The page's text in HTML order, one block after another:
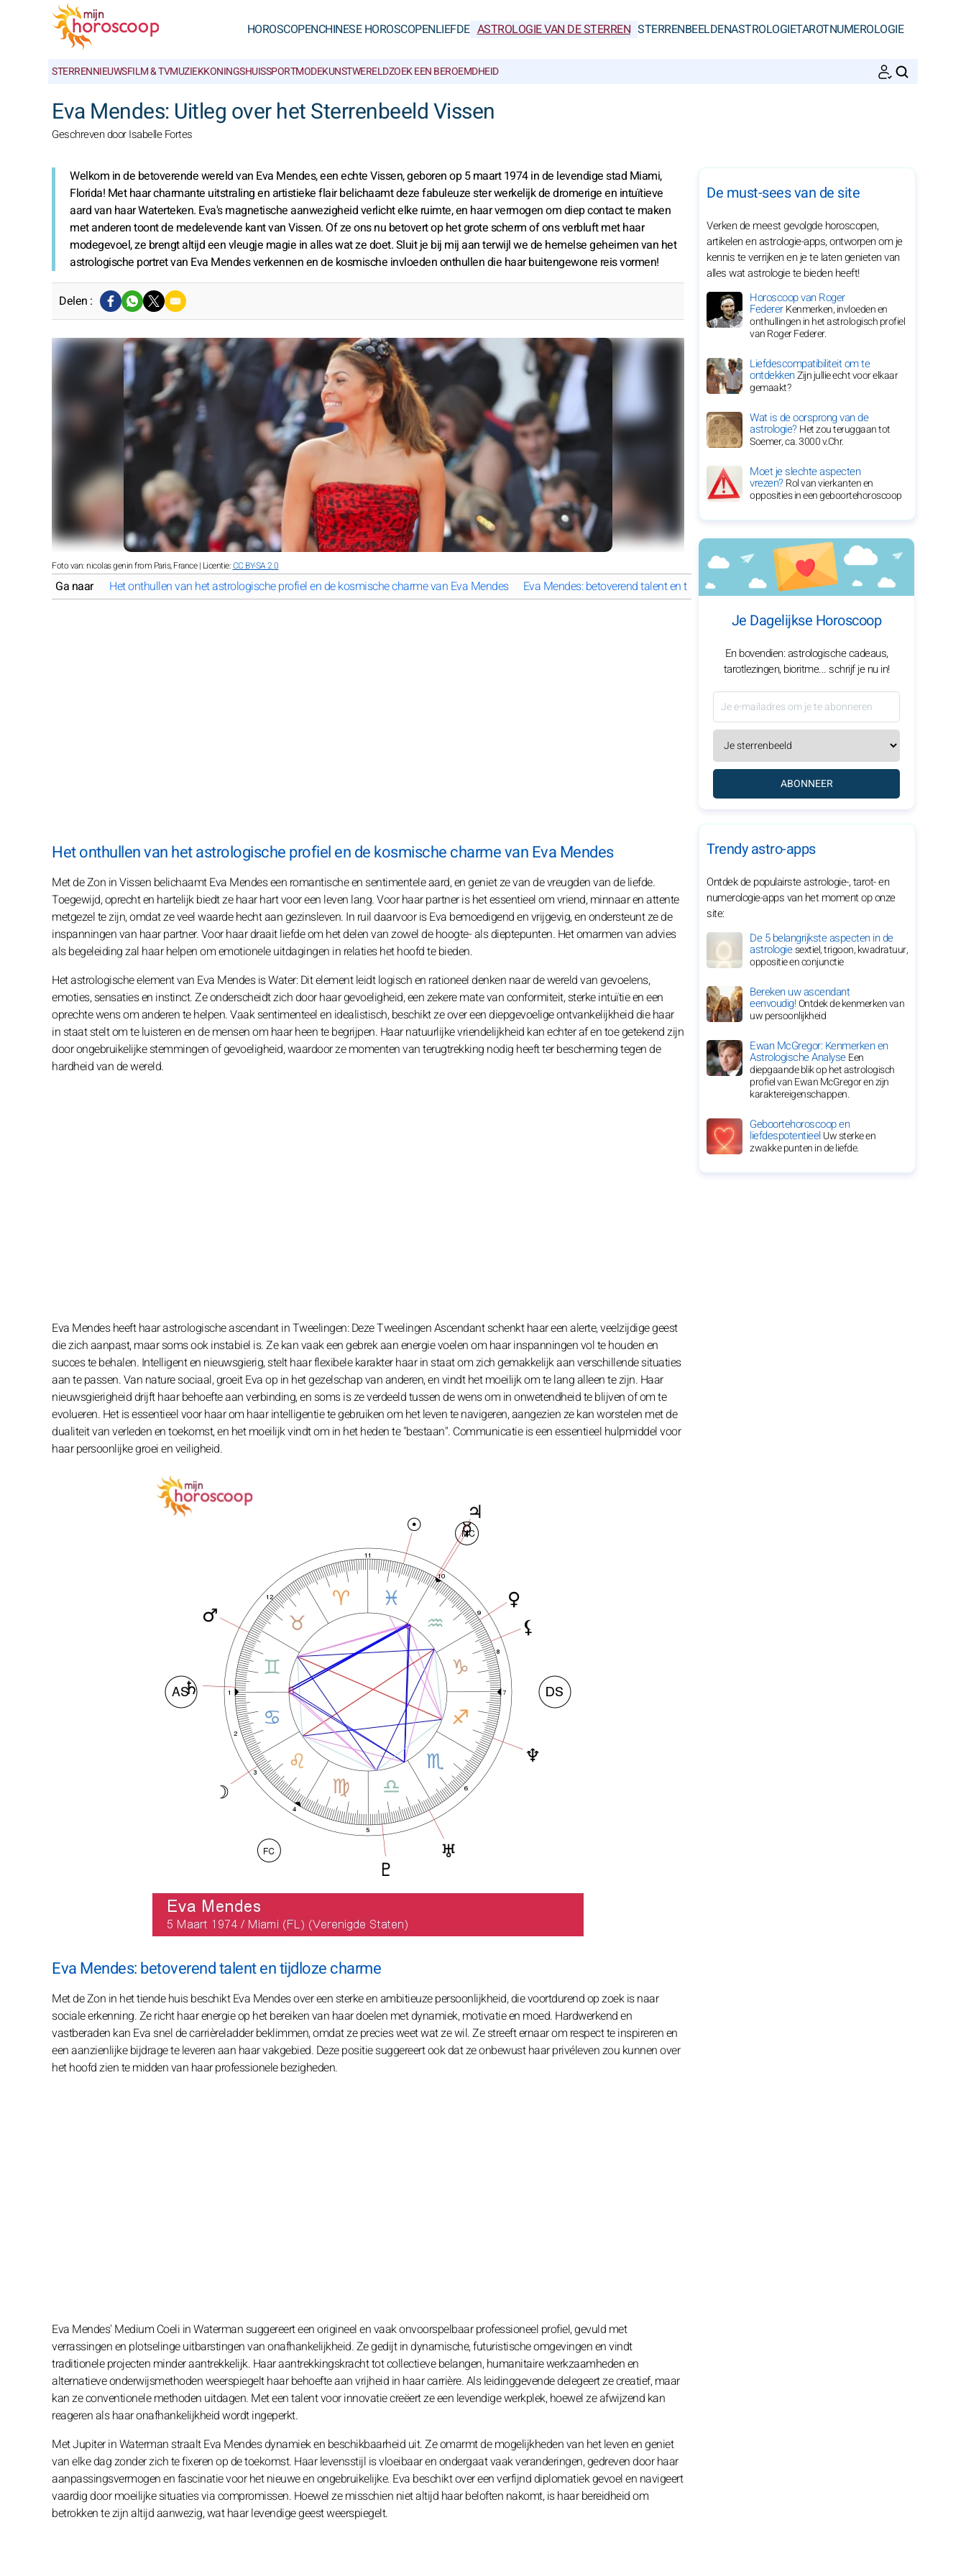
HOROSCOPENCHINESE HOROSCOPENLIEFDE ASTROLOGIE VAN DE STERREN STERRENBEELDENASTROLOGIETAROTNUMEROLOGIE
STERRENNIEUWSFILM & TVMUZIEKKONINGSHUISSPORTMODEKUNSTWERELDZOEK EEN BEROEMDHEID
Eva Mendes: Uitleg over het Sterrenbeeld Vissen
Geschreven door Isabelle Fortes
Welkom in de betoverende wereld van Eva Mendes, een echte Vissen, geboren op 5 maart 1974 in de levendige stad Miami,
Florida! Met haar charmante uitstraling en artistieke flair belichaamt deze fabuleuze ster werkelijk de dromerige en intuïtieve
aard van haar Waterteken. Eva's magnetische aanwezigheid verlicht elke ruimte, en haar vermogen om diep contact te maken
met anderen toont de medelevende kant van Vissen. Of ze ons nu betovert op het grote scherm of ons verbluft met haar
modegevoel, ze brengt altijd een vleugje magie in alles wat ze doet. Sluit je bij mij aan terwijl we de hemelse geheimen van het
astrologische portret van Eva Mendes verkennen en de kosmische invloeden onthullen die haar buitengewone reis vormen!
Delen :
Foto van: nicolas genin from Paris, France | Licentie:CC BY-SA 2.0
Ga naar Het onthullen van het astrologische profiel en de kosmische charme van Eva Mendes Eva Mendes: betoverend talent en tijdloze charme Hoe heeft Eva Mendes haar succesvolle
Het onthullen van het astrologische profiel en de kosmische charme van Eva Mendes
Met de Zon in Vissen belichaamt Eva Mendes een romantische en sentimentele aard, en geniet ze van de vreugden van de liefde.
Toegewijd, oprecht en hartelijk biedt ze haar hart voor een leven lang. Voor haar partner is het essentieel om vriend, minnaar en attente
metgezel te zijn, omdat ze veel waarde hecht aan gezinsleven. In ruil daarvoor is Eva bemoedigend en vrijgevig, en ondersteunt ze de
inspanningen van haar partner. Voor haar draait liefde om het delen van zowel de hoogte- als dieptepunten. Het omarmen van advies
als begeleiding zal haar helpen om emotionele uitdagingen in relaties het hoofd te bieden.
Het astrologische element van Eva Mendes is Water: Dit element leidt logisch en rationeel denken naar de wereld van gevoelens,
emoties, sensaties en instinct. Ze onderscheidt zich door haar gevoeligheid, een zekere mate van conformiteit, sterke intuïtie en een
oprechte wens om anderen te helpen. Vaak sentimenteel en idealistisch, beschikt ze over een diepgevoelige ontvankelijkheid die haar
in staat stelt om te luisteren en de mensen om haar heen te begrijpen. Haar natuurlijke vriendelijkheid kan echter af en toe getekend zijn
door ongebruikelijke stemmingen of gevoeligheid, waardoor ze momenten van terugtrekking nodig heeft ter bescherming tegen de
hardheid van de wereld.
Eva Mendes heeft haar astrologische ascendant in Tweelingen: Deze Tweelingen Ascendant schenkt haar een alerte, veelzijdige geest
die zich aanpast, maar soms ook instabiel is. Ze kan vaak een gebrek aan energie voelen om haar inspanningen vol te houden en
succes te behalen. Intelligent en nieuwsgierig, stelt haar flexibele karakter haar in staat om zich gemakkelijk aan verschillende situaties
aan te passen. Van nature sociaal, groeit Eva op in het gezelschap van anderen, en vindt het moeilijk om te lang alleen te zijn. Haar
nieuwsgierigheid drijft haar behoefte aan verbinding, en soms is ze verdeeld tussen de wens om in onwetendheid te blijven of om te
evolueren. Het is essentieel voor haar om haar intelligentie te gebruiken om het leven te navigeren, aangezien ze kan worstelen met de
dualiteit van verleden en toekomst, en het moeilijk vindt om in het heden te "bestaan". Communicatie is een essentieel hulpmiddel voor
haar persoonlijke groei en veiligheid.
Eva Mendes: betoverend talent en tijdloze charme
Met de Zon in het tiende huis beschikt Eva Mendes over een sterke en ambitieuze persoonlijkheid, die voortdurend op zoek is naar
sociale erkenning. Ze richt haar energie op het bereiken van haar doelen met dynamiek, motivatie en moed. Hardwerkend en
vastberaden kan Eva snel de carrièreladder beklimmen, omdat ze precies weet wat ze wil. Ze streeft ernaar om respect te inspireren en
een aanzienlijke bijdrage te leveren aan haar vakgebied. Deze positie suggereert ook dat ze onbewust haar privéleven zou kunnen over
het hoofd zien te midden van haar professionele bezigheden.
Eva Mendes' Medium Coeli in Waterman suggereert een origineel en vaak onvoorspelbaar professioneel profiel, gevuld met
verrassingen en plotselinge uitbarstingen van onafhankelijkheid. Ze gedijt in dynamische, futuristische omgevingen en vindt
traditionele projecten minder aantrekkelijk. Haar aantrekkingskracht tot collectieve belangen, humanitaire werkzaamheden en
alternatieve onderwijsmethoden weerspiegelt haar behoefte aan vrijheid in haar carrière. Als leidinggevende delegeert ze creatief, maar
kan ze conventionele methoden uitdagen. Met een talent voor innovatie creëert ze een levendige werkplek, hoewel ze afwijzend kan
reageren als haar onafhankelijkheid wordt ingeperkt.
Met Jupiter in Waterman straalt Eva Mendes dynamiek en beschikbaarheid uit. Ze omarmt de mogelijkheden van het leven en geniet
van elke dag zonder zich te fixeren op de toekomst. Haar levensstijl is vloeibaar en ondergaat vaak veranderingen, gedreven door haar
aanpassingsvermogen en fascinatie voor het nieuwe en ongebruikelijke. Eva beschikt over een verfijnd diplomatiek gevoel en navigeert
vaardig door moeilijke situaties via compromissen. Hoewel ze misschien niet altijd haar beloften nakomt, is haar bereidheid om
betrokken te zijn altijd aanwezig, wat haar levendige geest weerspiegelt.
De must-sees van de site
Verken de meest gevolgde horoscopen,
artikelen en astrologie-apps, ontworpen om je
kennis te verrijken en je te laten genieten van
alles wat astrologie te bieden heeft!
Horoscoop van Roger
FedererKenmerken, invloeden en
onthullingen in het astrologisch profiel
van Roger Federer.
Liefdescompatibiliteit om te
ontdekkenZijn jullie echt voor elkaar
gemaakt?
Wat is de oorsprong van de
astrologie?Het zou teruggaan tot
Soemer, ca. 3000 v.Chr.
Moet je slechte aspecten
vrezen?Rol van vierkanten en
opposities in een geboortehoroscoop
Je Dagelijkse Horoscoop
En bovendien: astrologische cadeaus,
tarotlezingen, bioritme... schrijf je nu in!
ABONNEER
Trendy astro-apps
Ontdek de populairste astrologie-, tarot- en
numerologie-apps van het moment op onze
site:
De 5 belangrijkste aspecten in de
astrologiesextiel, trigoon, kwadratuur,
oppositie en conjunctie
Bereken uw ascendant
eenvoudig!Ontdek de kenmerken van
uw persoonlijkheid
Ewan McGregor: Kenmerken en
Astrologische AnalyseEen
diepgaande blik op het astrologisch
profiel van Ewan McGregor en zijn
karaktereigenschappen.
Geboortehoroscoop en
liefdespotentieelUw sterke en
zwakke punten in de liefde.